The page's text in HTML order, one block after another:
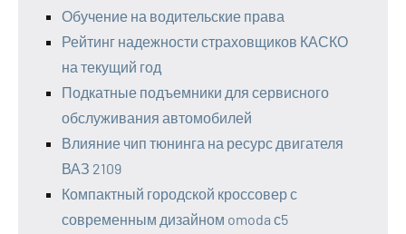
Обучение на водительские права
Рейтинг надежности страховщиков КАСКО
на текущий год
Подкатные подъемники для сервисного
обслуживания автомобилей
Влияние чип тюнинга на ресурс двигателя
ВАЗ 2109
Компактный городской кроссовер с
современным дизайном omoda с5